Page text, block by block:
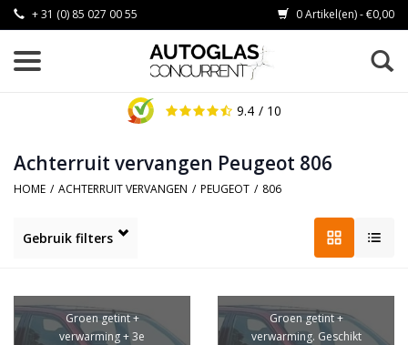
+ 31 (0) 85 027 00 55 0 Artikel(en) - €0,00
9.4 / 10
Achterruit vervangen Peugeot 806
HOME / ACHTERRUIT VERVANGEN / PEUGEOT / 806
Gebruik filters
Groen getint +
verwarming + 3e
Groen getint +
verwarming. Geschikt